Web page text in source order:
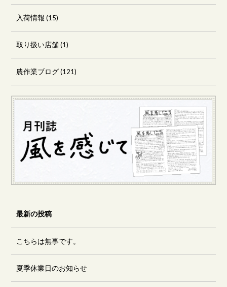
入荷情報 (15)
取り扱い店舗(1)
農作業ブログ(121)
最新の投稿
こちらは無事です。
夏季休業日のお知らせ